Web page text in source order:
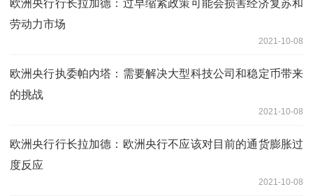
欧洲央行行长拉加德：过早缩紧政策可能会损害经济复苏和
劳动力市场
2021-10-08
欧洲央行执委帕内塔：需要解决大型科技公司和稳定币带来
的挑战
2021-10-08
欧洲央行行长拉加德：欧洲央行不应该对目前的通货膨胀过
度反应
2021-10-08